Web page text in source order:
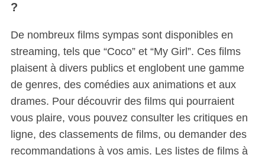
?
De nombreux films sympas sont disponibles en
streaming, tels que “Coco” et “My Girl”. Ces films
plaisent à divers publics et englobent une gamme
de genres, des comédies aux animations et aux
drames. Pour découvrir des films qui pourraient
vous plaire, vous pouvez consulter les critiques en
ligne, des classements de films, ou demander des
recommandations à vos amis. Les listes de films à